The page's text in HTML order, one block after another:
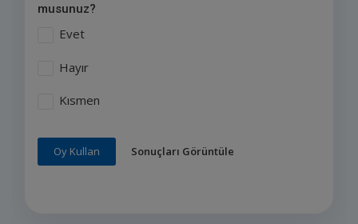
musunuz?
Evet
Hayır
Kısmen
Oy Kullan Sonuçları Görüntüle